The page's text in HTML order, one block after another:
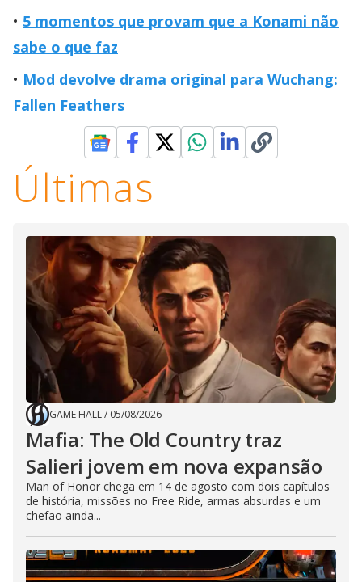
5 momentos que provam que a Konami não
sabe o que faz
Mod devolve drama original para Wuchang:
Fallen Feathers
Últimas
GAME HALL/ 05/08/2026
Mafia: The Old Country traz
Salieri jovem em nova expansão
Man of Honor chega em 14 de agosto com dois capítulos
de história, missões no Free Ride, armas absurdas e um
chefão ainda...